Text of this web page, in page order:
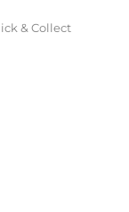
& Collect